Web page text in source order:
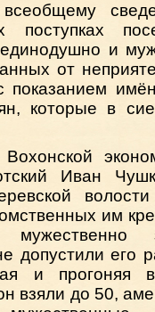
и
от
показанием
которые в
Иван
им
допустили его
и прогоняя
взяли до 50,